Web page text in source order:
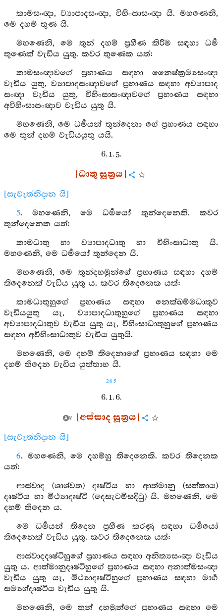
කාමසංඥා, ව්‍යාපාදසංඥා, විහිංසාසංඥා යි. මහණෙනි,
මෙ දහම් තුණ යි.
මහණෙනි, මෙ තුන් දහම් ප්‍රහීණ කිරීම සඳහා ධර්‍ම
තුණෙක් වැඩිය යුතු. කවර තුණෙක යත්:
කාමසංඥාවගේ ප්‍රහාණය සඳහා නෛෂ්ක්‍රම්‍යසංඥා
වැඩිය යුතු, ව්‍යාපාදසංඥාවගේ ප්‍රහාණය සඳහා අව්‍යාපාද
සංඥා වැඩිය යුතු, විහිංසාසංඥාවගේ ප්‍රහාණය සඳහා
අවිහිංසාසංඥාව වැඩිය යුතු යි.
මහණෙනි, මෙ ධර්‍මයන් තුන්දෙනා ගේ ප්‍රහාණය සඳහා
මෙ තුන් දහම් වැඩියයුතු යයි.
6. 1. 5.
[ධාතු සූත්‍රය]
[සැවැත්නිදාන යි]
5. මහණෙනි, මෙ ධර්‍මයෝ තුන්දෙනෙකි. කවර
තුන්දෙනෙක යත්:
කාමධාතු හා ව්‍යාපාදධාතු හා විහිංසාධාතු යි.
මහණෙනි, මෙ ධර්‍මයෝ තුන්දෙන යි.
මහණෙනි, මෙ තුන්දහමුන්ගේ ප්‍රහාණය සඳහා දහම්
තිදෙනෙක් වැඩිය යුතු ය. කවර තිදෙනෙක යත්:
කාමධාතුහුගේ ප්‍රහාණය සඳහා නෙක්ඛම්මධාතුව
වැඩියයුතු යැ, ව්‍යාපාදධාතුහුගේ ප්‍රහාණය සඳහා
අව්‍යාපාදධාතුව වැඩිය යුතු යැ, විහිංසාධාතුහුගේ ප්‍රහාණය
සඳහා අවිහිංසාධාතුව වැඩිය යුතුයි.
මහණෙනි, මෙ දහම් තිදෙනාගේ ප්‍රහාණය සඳහා මෙ
දහම් තිදෙන වැඩිය යුත්තාහ යි.
265
6. 1. 6.
[අස්සාද සූත්‍රය]
[සැවැත්නිදාන යි]
6. මහණෙනි, මෙ දහම්හු තිදෙනෙකි. කවර තිදෙනක
යත්:
ආස්වාද (ශාශ්වත) දෘෂ්ටිය හා ආත්මානු (සත්කාය)
දෘෂ්ටිය හා මිථ්‍යාදෘෂ්ටි (දෙසැටමිසදිටු) යි. මහණෙනි, මෙ
දහම් තිදෙන ය.
මෙ ධර්‍මයන් තිදෙන ප්‍රහීණ කරණු සඳහා ධර්‍මයෝ
තිදෙනෙක් වැඩිය යුතු. කවර තිදෙනෙක යත්:
ආස්වාදදෘෂ්ටිහුගේ ප්‍රහාණය සඳහා අනිත්‍යසංඥා වැඩිය
යුතු ය. ආත්මානුදෘෂ්ටිහුගේ ප්‍රහාණය සඳහා අනාත්මසංඥා
වැඩිය යුතු යැ, මිථ්‍යාදෘෂ්ටිහුගේ ප්‍රහාණය සඳහා මාර්‍ග
සම්‍යග්දෘෂ්ටිය වැඩිය යුතු යි.
මහණෙනි, මෙ තුන් දහමුන්ගේ ප්‍රහාණය සඳහා මෙ